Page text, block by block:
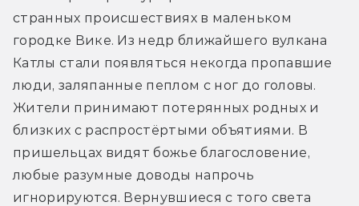
странных происшествиях в маленьком
городке Вике. Из недр ближайшего вулкана
Катлы стали появляться некогда пропавшие
люди, заляпанные пеплом с ног до головы.
Жители принимают потерянных родных и
близких с распростёртыми объятиями. В
пришельцах видят божье благословение,
любые разумные доводы напрочь
игнорируются. Вернувшиеся с того света